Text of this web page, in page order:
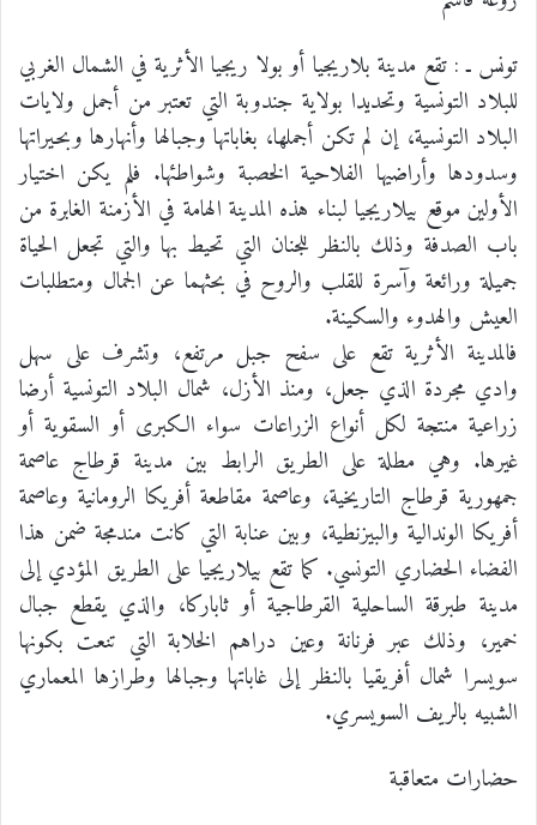
تونس ـ : تقع مدينة بلاريجيا أو بولا ريجيا الأثرية في الشمال الغربي
للبلاد التونسية وتحديدا بولاية جندوبة التي تعتبر من أجمل ولايات
البلاد التونسية، إن لم تكن أجملها، بغاباتها وجبالها وأنهارها وبحيراتها
وسدودها وأراضيها الفلاحية الخصبة وشواطئها. فلم يكن اختيار
الأولين موقع بيلاريجيا لبناء هذه المدينة الهامة في الأزمنة الغابرة من
باب الصدفة وذلك بالنظر للجنان التي تحيط بها والتي تجعل الحياة
جميلة ورائعة وآسرة للقلب والروح في بحثهما عن الجمال ومتطلبات
العيش والهدوء والسكينة.
فالمدينة الأثرية تقع على سفح جبل مرتفع، وتشرف على سهل
وادي مجردة الذي جعل، ومنذ الأزل، شمال البلاد التونسية أرضا
زراعية منتجة لكل أنواع الزراعات سواء الكبرى أو السقوية أو
غيرها. وهي مطلة على الطريق الرابط بين مدينة قرطاج عاصمة
جمهورية قرطاج التاريخية، وعاصمة مقاطعة أفريكا الرومانية وعاصمة
أفريكا الوندالية والبيزنطية، وبين عنابة التي كانت مندمجة ضمن هذا
الفضاء الحضاري التونسي. كما تقع بيلاريجيا على الطريق المؤدي إلى
مدينة طبرقة الساحلية القرطاجية أو ثاباركا، والذي يقطع جبال
خمير، وذلك عبر فرنانة وعين دراهم الخلابة التي تنعت بكونها
سويسرا شمال أفريقيا بالنظر إلى غاباتها وجبالها وطرازها المعماري
الشبيه بالريف السويسري.
حضارات متعاقبة